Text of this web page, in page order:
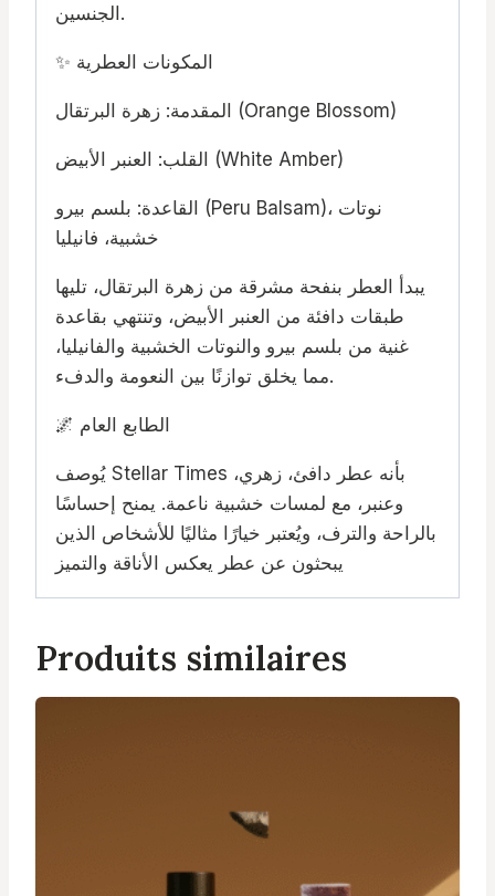
الجنسين.
✨ المكونات العطرية
المقدمة: زهرة البرتقال (Orange Blossom)
القلب: العنبر الأبيض (White Amber)
القاعدة: بلسم بيرو (Peru Balsam)، نوتات
خشبية، فانيليا
يبدأ العطر بنفحة مشرقة من زهرة البرتقال، تليها
طبقات دافئة من العنبر الأبيض، وتنتهي بقاعدة
غنية من بلسم بيرو والنوتات الخشبية والفانيليا،
مما يخلق توازنًا بين النعومة والدفء.
🌌 الطابع العام
يُوصف Stellar Times بأنه عطر دافئ، زهري،
وعنبر، مع لمسات خشبية ناعمة. يمنح إحساسًا
بالراحة والترف، ويُعتبر خيارًا مثاليًا للأشخاص الذين
يبحثون عن عطر يعكس الأناقة والتميز
Produits similaires